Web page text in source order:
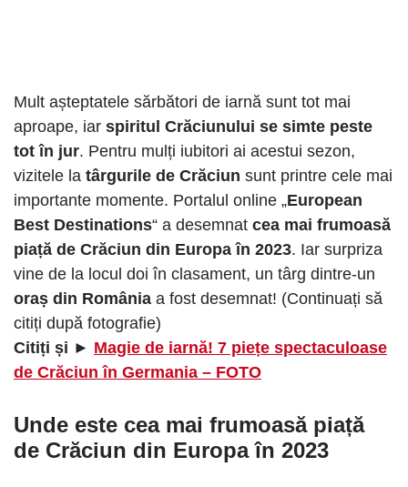
Mult așteptatele sărbători de iarnă sunt tot mai
aproape, iar spiritul Crăciunului se simte peste
tot în jur. Pentru mulți iubitori ai acestui sezon,
vizitele la târgurile de Crăciun sunt printre cele mai
importante momente. Portalul online „European
Best Destinations“ a desemnat cea mai frumoasă
piață de Crăciun din Europa în 2023. Iar surpriza
vine de la locul doi în clasament, un târg dintre-un
oraș din România a fost desemnat! (Continuați să
citiți după fotografie)
Citiți și ► Magie de iarnă! 7 piețe spectaculoase
de Crăciun în Germania – FOTO
Unde este cea mai frumoasă piață
de Crăciun din Europa în 2023